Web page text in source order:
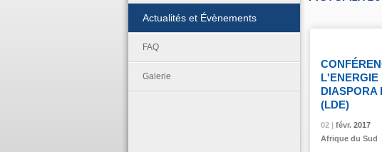
Actualités et Évènements
FAQ
Galerie
02 | févr.2017
L'ENERGIE
DIASPORA
(LDE)
02 | févr.2017
Afrique du Sud
02 | févr.2017